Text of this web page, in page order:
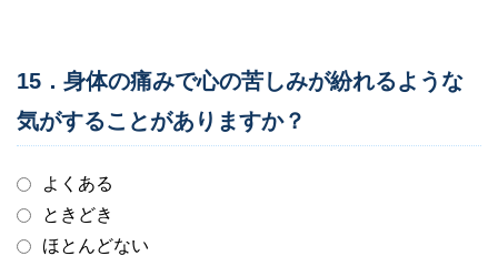
15．身体の痛みで心の苦しみが紛れるような
気がすることがありますか？
よくある
ときどき
ほとんどない